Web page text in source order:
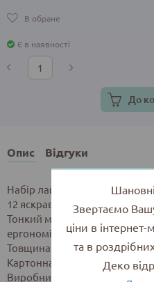
В обране
Є в наявності
До
Опис Відгуки
Набір лайнерів для
12 яскравих кольорів.
Тонкий металевий стержень,
ергономічна форма.
Товщина лінії: 0,3 мм.
Картонна упаковка з
Виробник: Centropen, Чехія.
Звертаємо
ціни в
та в
Деко